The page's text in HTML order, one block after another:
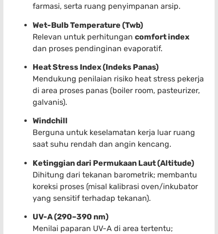
farmasi, serta ruang penyimpanan arsip.
Wet-Bulb Temperature (Twb)
Relevan untuk perhitungan comfort index
dan proses pendinginan evaporatif.
Heat Stress Index (Indeks Panas)
Mendukung penilaian risiko heat stress pekerja
di area proses panas (boiler room, pasteurizer,
galvanis).
Windchill
Berguna untuk keselamatan kerja luar ruang
saat suhu rendah dan angin kencang.
Ketinggian dari Permukaan Laut (Altitude)
Dihitung dari tekanan barometrik; membantu
koreksi proses (misal kalibrasi oven/inkubator
yang sensitif terhadap tekanan).
UV-A (290–390 nm)
Menilai paparan UV-A di area tertentu;